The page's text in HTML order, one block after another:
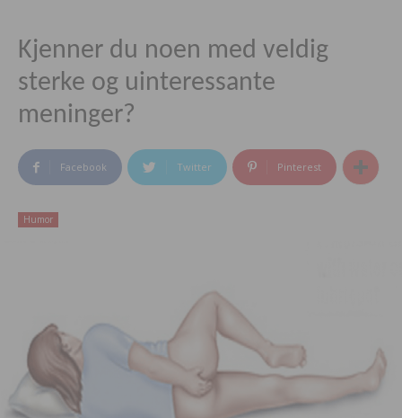
Kjenner du noen med veldig
sterke og uinteressante
meninger?
Facebook Twitter Pinterest
Humor